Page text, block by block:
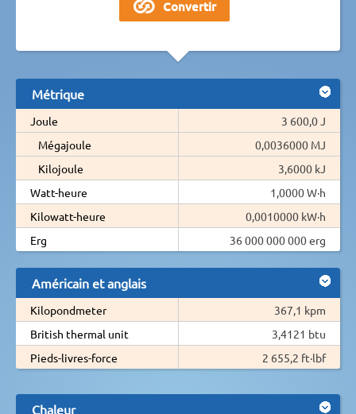
Métrique
Joule
3 600,0 J
Mégajoule
0,0036000 MJ
Kilojoule
3,6000 kJ
Watt-heure
1,0000 W·h
Kilowatt-heure
0,0010000 kW·h
Erg
36 000 000 000 erg
Américain et anglais
Kilopondmeter
367,1 kpm
British thermal unit
3,4121 btu
Pieds-livres-force
2 655,2 ft·lbf
Chaleur